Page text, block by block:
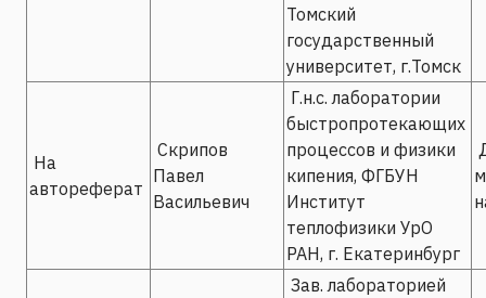
Томский
государственный
университет, г.Томск
На
автореферат
Скрипов
Павел
Васильевич
Г.н.с. лаборатории
быстропротекающих
процессов и физики
кипения, ФГБУН
Институт
теплофизики УрО
РАН, г. Екатеринбург
Зав. лабораторией